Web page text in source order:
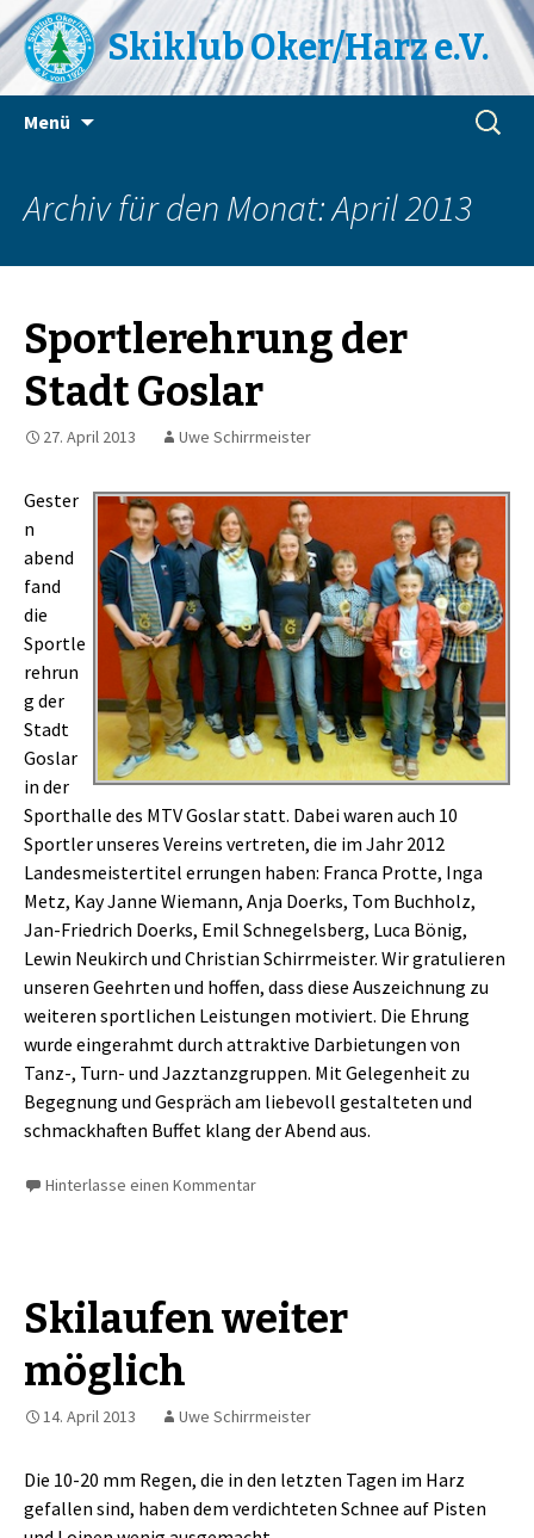
Skiklub Oker/Harz e.V.
Menü
Suchen
nach:
Archiv für den Monat: April 2013
Sportlerehrung der
Stadt Goslar
27. April 2013 Uwe Schirrmeister
Gester
n
abend
fand
die
Sportle
rehrun
g der
Stadt
Goslar
in der
Sporthalle des MTV Goslar statt. Dabei waren auch 10
Sportler unseres Vereins vertreten, die im Jahr 2012
Landesmeistertitel errungen haben: Franca Protte, Inga
Metz, Kay Janne Wiemann, Anja Doerks, Tom Buchholz,
Jan-Friedrich Doerks, Emil Schnegelsberg, Luca Bönig,
Lewin Neukirch und Christian Schirrmeister. Wir gratulieren
unseren Geehrten und hoffen, dass diese Auszeichnung zu
weiteren sportlichen Leistungen motiviert. Die Ehrung
wurde eingerahmt durch attraktive Darbietungen von
Tanz-, Turn- und Jazztanzgruppen. Mit Gelegenheit zu
Begegnung und Gespräch am liebevoll gestalteten und
schmackhaften Buffet klang der Abend aus.
Hinterlasse einen Kommentar
Skilaufen weiter
möglich
14. April 2013 Uwe Schirrmeister
Die 10-20 mm Regen, die in den letzten Tagen im Harz
gefallen sind, haben dem verdichteten Schnee auf Pisten